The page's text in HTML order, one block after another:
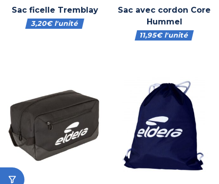
Sac ficelle Tremblay
3,20€l'unité
Sac avec cordon Core
Hummel
11,95€l'unité